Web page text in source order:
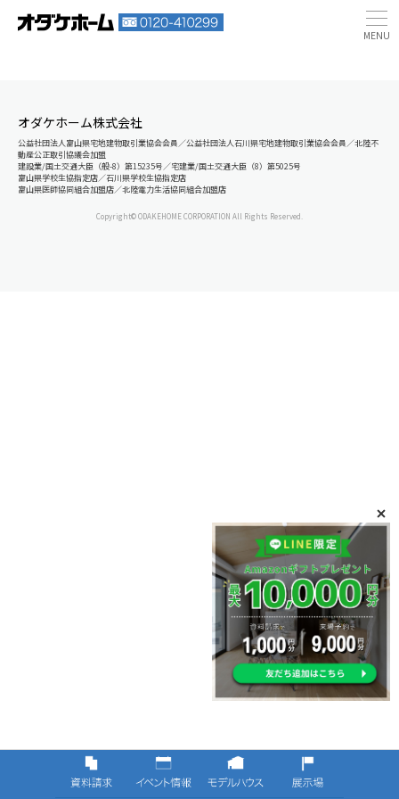
オダケホーム株式会社
公益社団法人富山県宅地建物取引業協会会員／公益社団法人石川県宅地建物取引業協会会員／北陸不
動産公正取引協議会加盟
建設業/国土交通大臣（般-8）第15235号／宅建業/国土交通大臣（8）第5025号
富山県学校生協指定店／石川県学校生協指定店
富山県医師協同組合加盟店／北陸電力生活協同組合加盟店
Copyright© ODAKEHOME CORPORATION All Rights Reserved.